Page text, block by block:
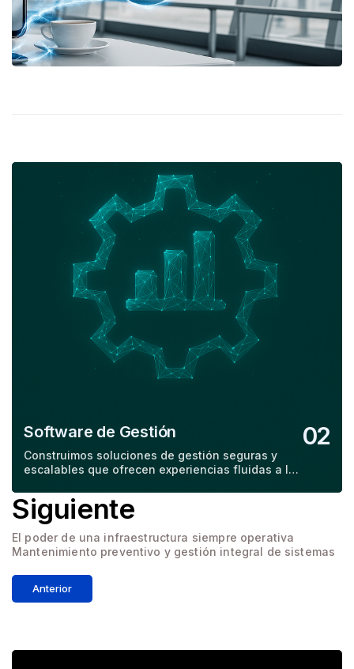
Siguiente
El poder de una infraestructura siempre operativa
Mantenimiento preventivo y gestión integral de sistemas
Anterior
Software de Gestión
Construimos soluciones de gestión seguras y
escalables que ofrecen experiencias fluidas a los
02